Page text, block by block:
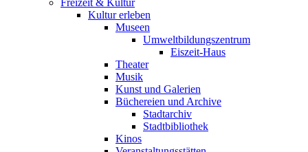
Freizeit & Kultur
Kultur erleben
Museen
Umweltbildungszentrum
Eiszeit-Haus
Theater
Musik
Kunst und Galerien
Büchereien und Archive
Stadtarchiv
Stadtbibliothek
Kinos